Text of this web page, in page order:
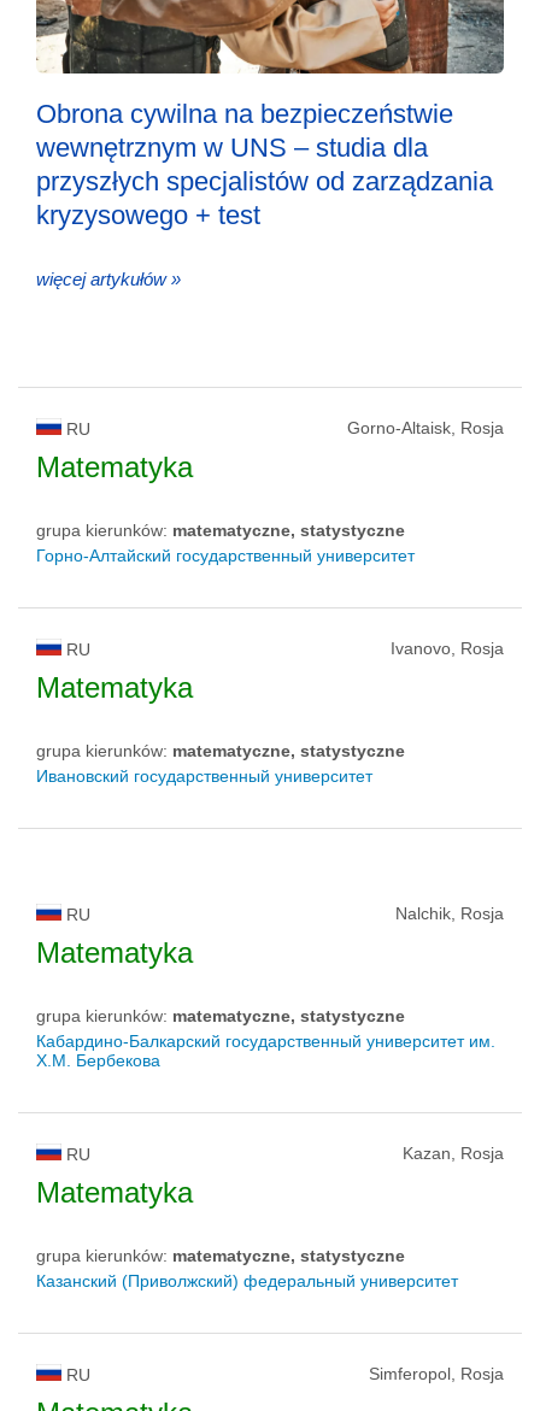
Obrona cywilna na bezpieczeństwie
wewnętrznym w UNS – studia dla
przyszłych specjalistów od zarządzania
kryzysowego + test
więcej artykułów »
RU Gorno-Altaisk, Rosja
Matematyka
grupa kierunków: matematyczne, statystyczne
Горно-Алтайский государственный университет
RU Ivanovo, Rosja
Matematyka
grupa kierunków: matematyczne, statystyczne
Ивановский государственный университет
RU Nalchik, Rosja
Matematyka
grupa kierunków: matematyczne, statystyczne
Кабардино-Балкарский государственный университет им.
Х.М. Бербекова
RU Kazan, Rosja
Matematyka
grupa kierunków: matematyczne, statystyczne
Казанский (Приволжский) федеральный университет
RU Simferopol, Rosja